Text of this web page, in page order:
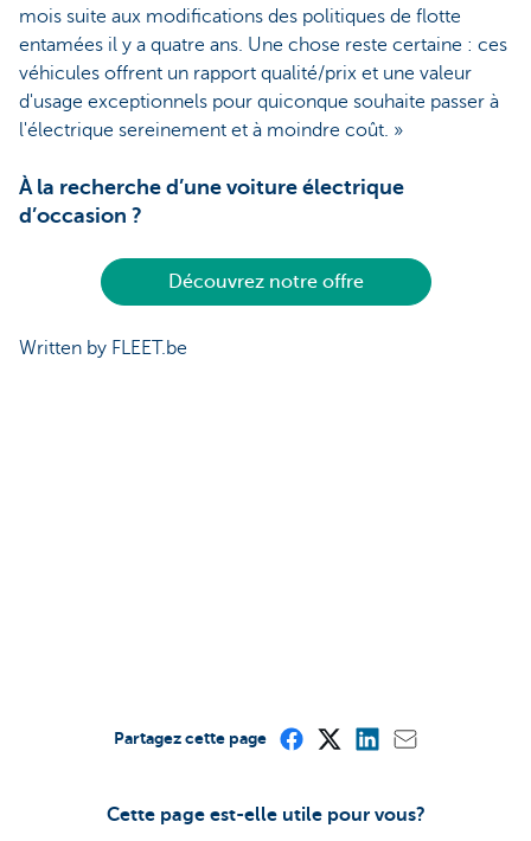
mois suite aux modifications des politiques de flotte
entamées il y a quatre ans. Une chose reste certaine : ces
véhicules offrent un rapport qualité/prix et une valeur
d'usage exceptionnels pour quiconque souhaite passer à
l'électrique sereinement et à moindre coût. »
À la recherche d’une voiture électrique
d’occasion ?
Découvrez notre offre
Written by FLEET.be
Cette page est-elle utile pour vous?
Partagez cette page